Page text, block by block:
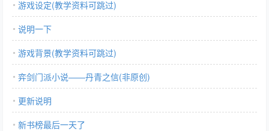
游戏设定(教学资料可跳过)
说明一下
游戏背景(教学资料可跳过)
弈剑门派小说——丹青之信(非原创)
更新说明
新书榜最后一天了